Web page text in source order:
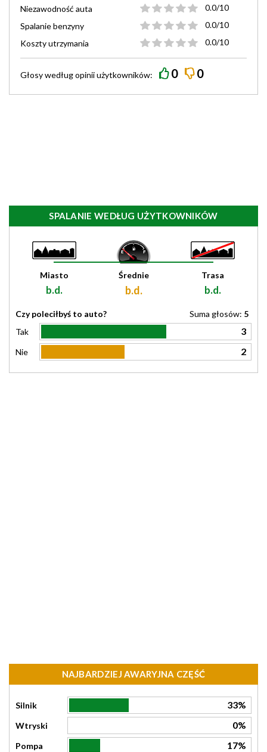
Niezawodność auta
0.0/10
Spalanie benzyny
0.0/10
Koszty utrzymania
0.0/10
Głosy wedługopiniiużytkowników: 0 0
SPALANIE WEDŁUG UŻYTKOWNIKÓW
Miasto
b.d.
Średnie
b.d.
Trasa
b.d.
Czy poleciłbyś to auto? Suma głosów: 5
Tak
3
Nie 2
NAJBARDZIEJ AWARYJNA CZĘŚĆ
Silnik 33%
Wtryski 0%
Pompa 17%